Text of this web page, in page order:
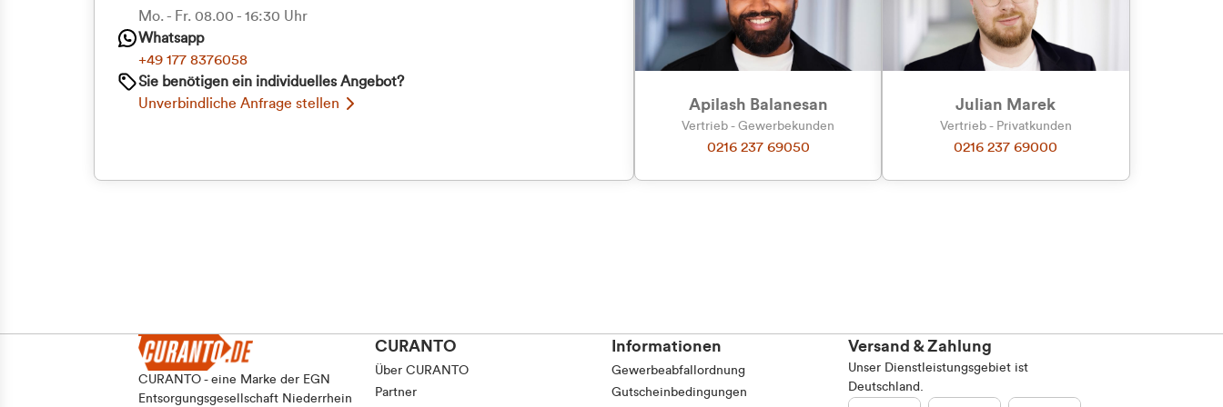
Einwilligungsauswahl
Statistiken Marketing
Mo. - Fr. 08.00 - 16:30 Uhr
Whatsapp
+49 177 8376058
Sie benötigen ein individuelles Angebot?
Unverbindliche Anfrage stellen
Apilash Balanesan
Vertrieb - Gewerbekunden
0216 237 69050
Julian Marek
Vertrieb - Privatkunden
0216 237 69000
CURANTO - eine Marke der EGN
Entsorgungsgesellschaft Niederrhein
CURANTO
Über CURANTO
Partner
Informationen
Gewerbeabfallordnung
Gutscheinbedingungen
Versand & Zahlung
Unser Dienstleistungsgebiet ist
Deutschland.